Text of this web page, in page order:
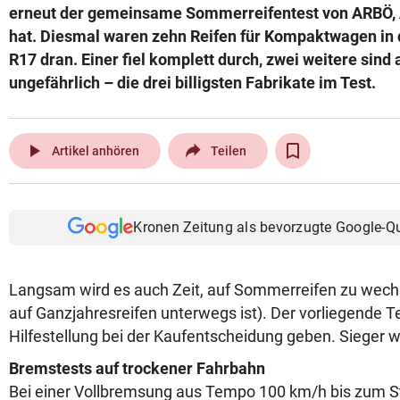
erneut der gemeinsame Sommerreifentest von ARBÖ,
hat. Diesmal waren zehn Reifen für Kompaktwagen
R17 dran. Einer fiel komplett durch, zwei weitere sind
ungefährlich – die drei billigsten Fabrikate im Test.
play_arrow Artikel anhören Teilen
Kronen Zeitung als bevorzugte Google-
Langsam wird es auch Zeit, auf Sommerreifen zu
auf Ganzjahresreifen unterwegs ist). Der vorliegende
Hilfestellung bei der Kaufentscheidung geben. Sieger
Bremstests auf trockener Fahrbahn
Bei einer Vollbremsung aus Tempo 100 km/h bis zum